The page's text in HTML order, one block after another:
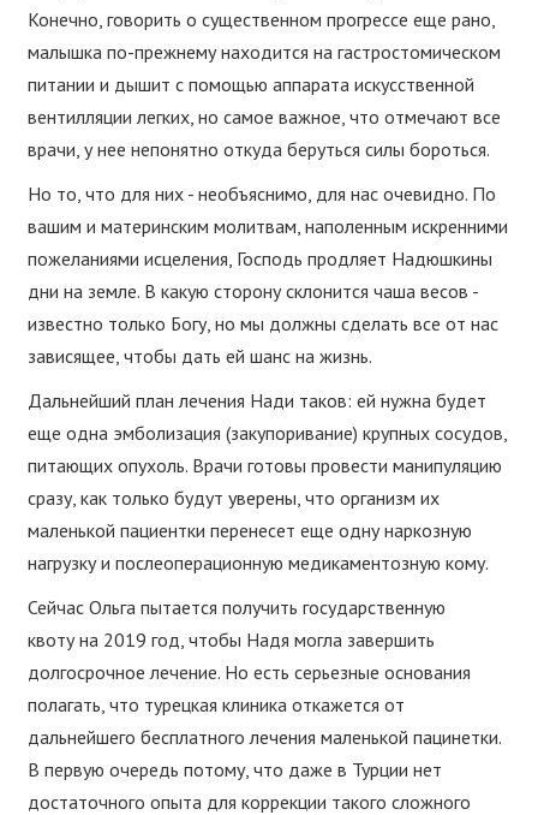
Конечно, говорить о существенном прогрессе еще рано,
малышка по-прежнему находится на гастростомическом
питании и дышит с помощью аппарата искусственной
вентилляции легких, но самое важное, что отмечают все
врачи, у нее непонятно откуда беруться силы бороться.
Но то, что для них - необъяснимо, для нас очевидно. По
вашим и материнским молитвам, наполенным искренними
пожеланиями исцеления, Господь продляет Надюшкины
дни на земле. В какую сторону склонится чаша весов -
известно только Богу, но мы должны сделать все от нас
зависящее, чтобы дать ей шанс на жизнь.
Дальнейший план лечения Нади таков: ей нужна будет
еще одна эмболизация (закупоривание) крупных сосудов,
питающих опухоль. Врачи готовы провести манипуляцию
сразу, как только будут уверены, что организм их
маленькой пациентки перенесет еще одну наркозную
нагрузку и послеоперационную медикаментозную кому.
Сейчас Ольга пытается получить государственную
квоту на 2019 год, чтобы Надя могла завершить
долгосрочное лечение. Но есть серьезные основания
полагать, что турецкая клиника откажется от
дальнейшего бесплатного лечения маленькой пацинетки.
В первую очередь потому, что даже в Турции нет
достаточного опыта для коррекции такого сложного